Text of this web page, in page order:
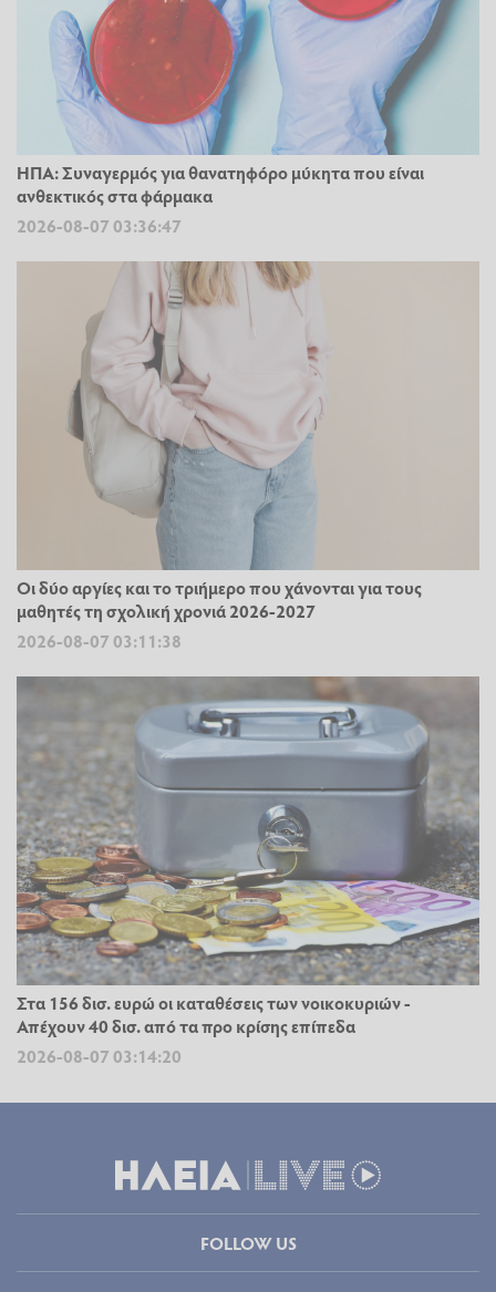
ΗΠΑ: Συναγερμός για θανατηφόρο μύκητα που είναι
ανθεκτικός στα φάρμακα
2026-08-07 03:36:47
Οι δύο αργίες και το τριήμερο που χάνονται για τους
μαθητές τη σχολική χρονιά 2026-2027
2026-08-07 03:11:38
Στα 156 δισ. ευρώ οι καταθέσεις των νοικοκυριών -
Απέχουν 40 δισ. από τα προ κρίσης επίπεδα
2026-08-07 03:14:20
FOLLOW US